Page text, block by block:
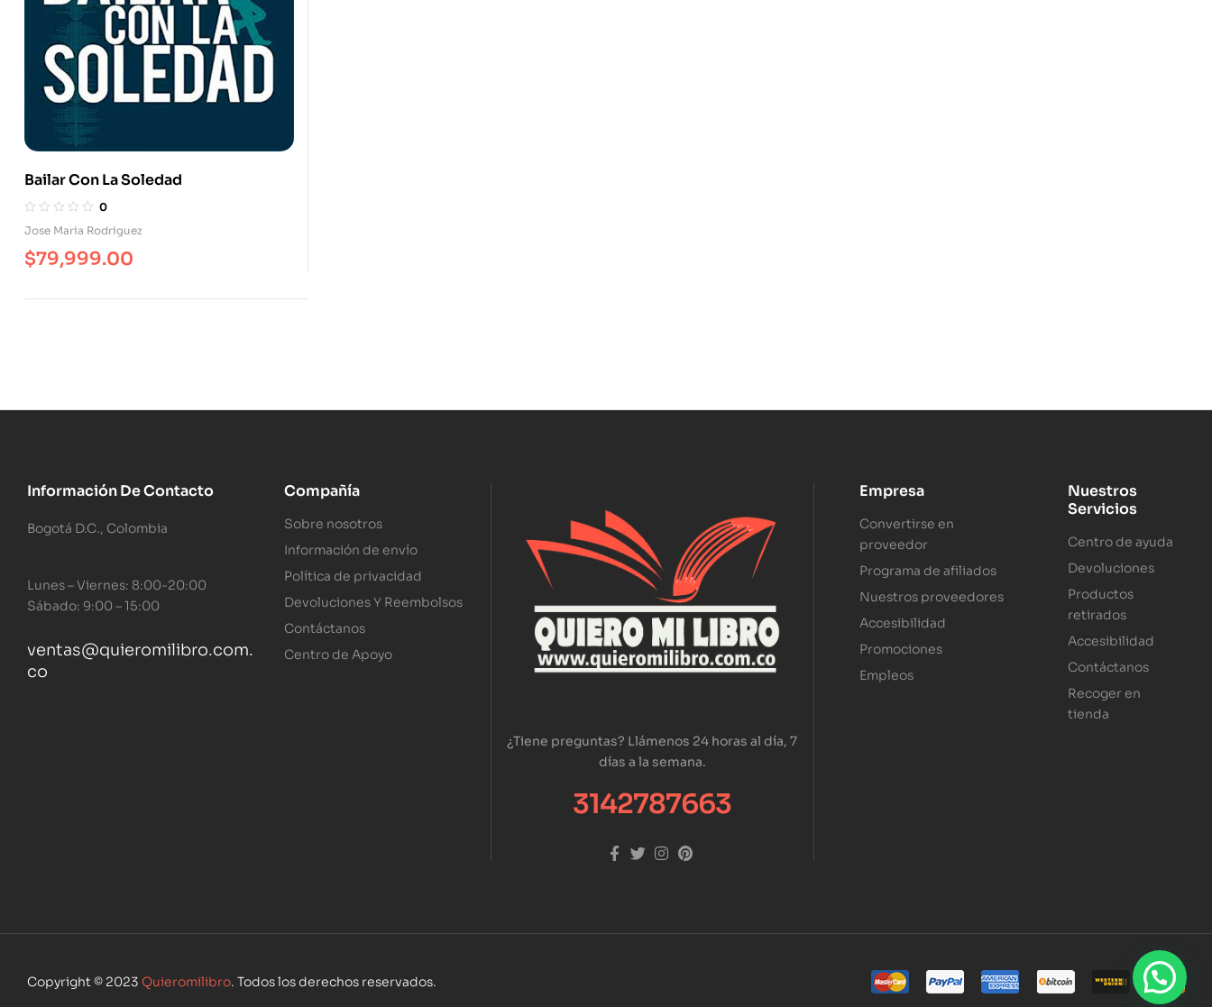
Bailar Con La Soledad
0
Jose Maria Rodriguez
$79,999.00
Información De Contacto
Bogotá D.C., Colombia
Lunes – Viernes: 8:00-20:00
Sábado: 9:00 – 15:00
ventas@quieromilibro.com.
co
Compañía
Sobre nosotros
Información de envío
Política de privacidad
Devoluciones Y Reembolsos
Contáctanos
Centro de Apoyo
¿Tiene preguntas? Llámenos 24 horas al día, 7
días a la semana.
3142787663
Empresa
Convertirse en
proveedor
Programa de afiliados
Nuestros proveedores
Accesibilidad
Promociones
Empleos
Nuestros
Servicios
Centro de ayuda
Devoluciones
Productos
retirados
Accesibilidad
Contáctanos
Recoger en
tienda
Copyright © 2023 Quieromilibro. Todos los derechos reservados.